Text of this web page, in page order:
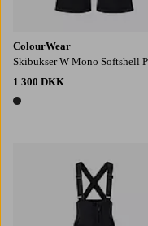
ColourWear
Skibukser W Mono Softshell
1 300 DKK
1 farve